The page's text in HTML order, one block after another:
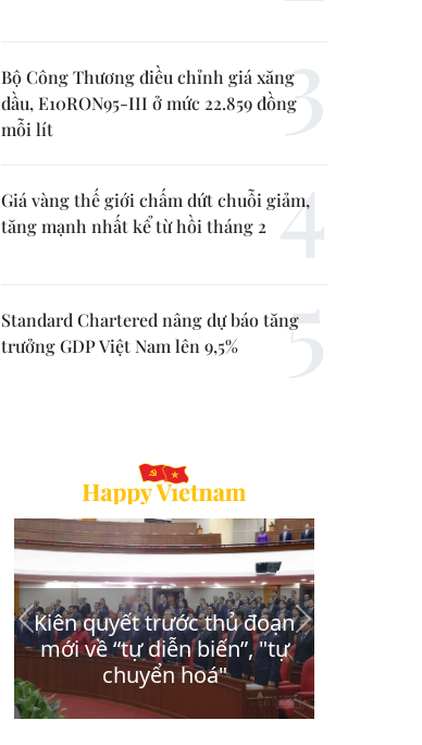
Bộ Công Thương điều chỉnh giá xăng
dầu, E10RON95-III ở mức 22.859 đồng
mỗi lít
Giá vàng thế giới chấm dứt chuỗi giảm,
tăng mạnh nhất kể từ hồi tháng 2
Standard Chartered nâng dự báo tăng
trưởng GDP Việt Nam lên 9,5%